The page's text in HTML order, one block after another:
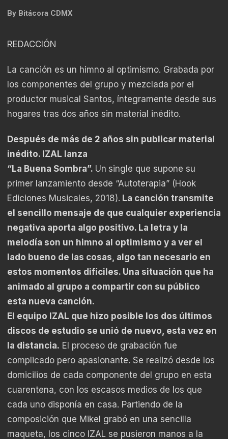
By Bitácora CDMX
REDACCIÓN
La canción es un himno al optimismo. Grabada por
los componentes del grupo y mezclada por el
productor musical Santos, íntegramente desde sus
hogares tras dos años sin material inédito.
Después de más de 2 años sin publicar material
inédito. IZAL lanza
“La Buena Sombra”. Un single que supone su
primer lanzamiento desde “Autoterapia” (Hook
Ediciones Musicales, 2018). La canción transmite
el sencillo mensaje de que cualquier experiencia
negativa aporta algo positivo. La letra y la
melodía son un himno al optimismo y a ver el
lado bueno de las cosas, algo tan necesario en
estos momentos difíciles. Una situación que ha
animado al grupo a compartir con su público
esta nueva canción.
El equipo IZAL que hizo posible los dos últimos
discos de estudio se unió de nuevo, esta vez en
la distancia. El proceso de grabación fue
complicado pero apasionante. Se realizó desde los
domicilios de cada componente del grupo en esta
cuarentena, con los escasos medios de los que
cada uno disponía en casa. Partiendo de la
composición que Mikel grabó en una sencilla
maqueta, los cinco IZAL se pusieron manos a la